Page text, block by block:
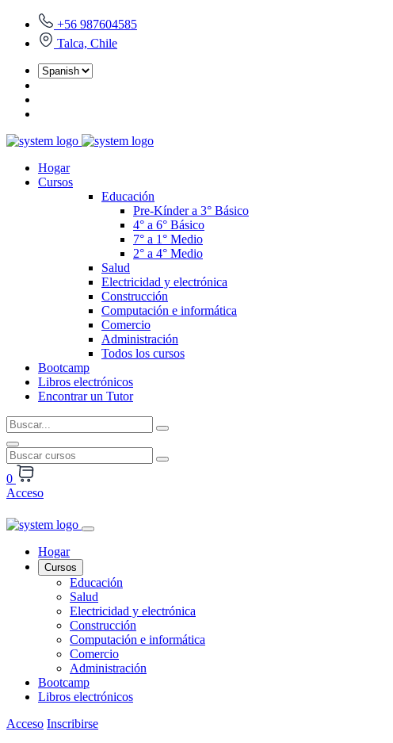
+56 987604585
Talca, Chile
Hogar
Cursos
Educación
Pre-Kínder a 3° Básico
4° a 6° Básico
7° a 1° Medio
2° a 4° Medio
Salud
Electricidad y electrónica
Construcción
Computación e informática
Comercio
Administración
Todos los cursos
Bootcamp
Libros electrónicos
Encontrar un Tutor
0
Acceso
Hogar
Cursos
Educación
Salud
Electricidad y electrónica
Construcción
Computación e informática
Comercio
Administración
Bootcamp
Libros electrónicos
Acceso Inscribirse